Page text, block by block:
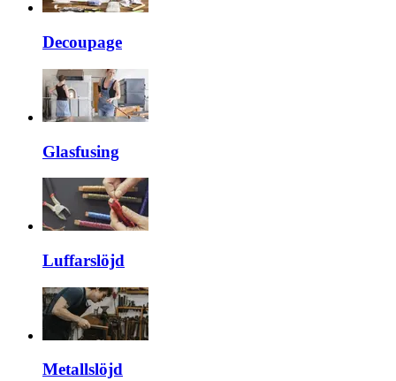
Decoupage
Glasfusing
Luffarslöjd
Metallslöjd